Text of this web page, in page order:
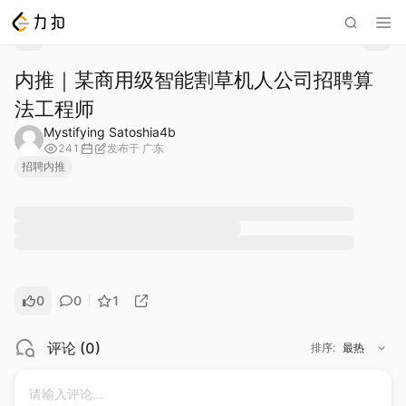
内推｜某商用级智能割草机人公司招聘算
法工程师
Mystifying Satoshia4b
241 发布于 广东
招聘内推
0 0 1
评论 (0) 排序: 最热